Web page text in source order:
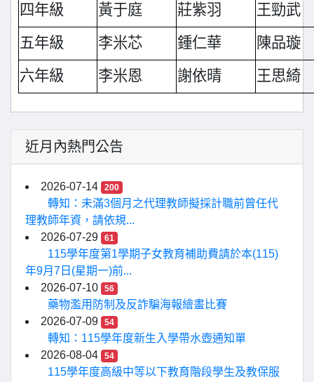
四年級
黃于庭 莊紫羽
王勁武
五年級
李米芯 鍾仁華
陳品璇
六年級
李米恩 謝依晴 王思綺
近月內熱門公告
2026-07-14 200
轉知：未滿3個月之代理教師擬採計職前曾任代
理教師年資，請依規...
2026-07-29
61
115學年度第1學期子女教育補助費請於本(115)
年9月7日(星期一)前...
2026-07-10
56
藥物濫用防制及反詐騙海報繪畫比賽
2026-07-09
54
轉知：115學年度新生入學帶水壺通知單
2026-08-04
54
115學年度高級中等以下教育階段學生及教保服